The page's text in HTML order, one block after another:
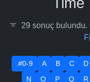
29 sonuç bulundu.
.#0-9 A B C D
N
O P Q R